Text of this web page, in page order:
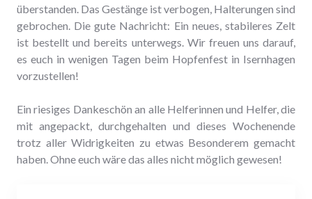
überstanden. Das Gestänge ist verbogen, Halterungen sind
gebrochen. Die gute Nachricht: Ein neues, stabileres Zelt
ist bestellt und bereits unterwegs. Wir freuen uns darauf,
es euch in wenigen Tagen beim Hopfenfest in Isernhagen
vorzustellen!
Ein riesiges Dankeschön an alle Helferinnen und Helfer, die
mit angepackt, durchgehalten und dieses Wochenende
trotz aller Widrigkeiten zu etwas Besonderem gemacht
haben. Ohne euch wäre das alles nicht möglich gewesen!